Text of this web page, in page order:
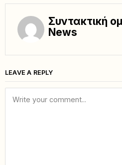
Συντακτική
News
LEAVE A REPLY